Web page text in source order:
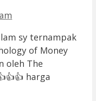
sy ternampak
of Money
oleh The
harga